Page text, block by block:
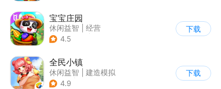
宝宝庄园
休闲益智
经营
| 田园生活
4.5
下载
全民小镇
休闲益智
建造模拟
| 卡通
4.9
下载